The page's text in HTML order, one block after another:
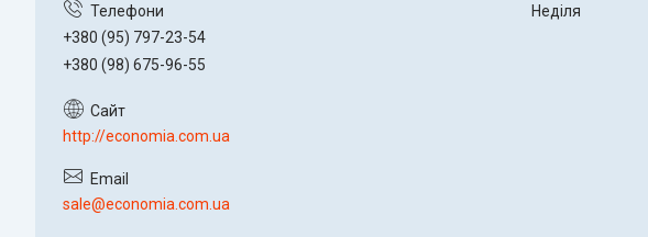
+380 (95) 797-23-54
+380 (98) 675-96-55
http://economia.com.ua
sale@economia.com.ua
Неділя